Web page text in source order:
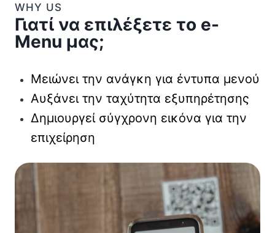
WHY US
Γιατί να επιλέξετε το e-
Menu μας;
Μειώνει την ανάγκη για έντυπα μενού
Αυξάνει την ταχύτητα εξυπηρέτησης
Δημιουργεί σύγχρονη εικόνα για την
επιχείρηση